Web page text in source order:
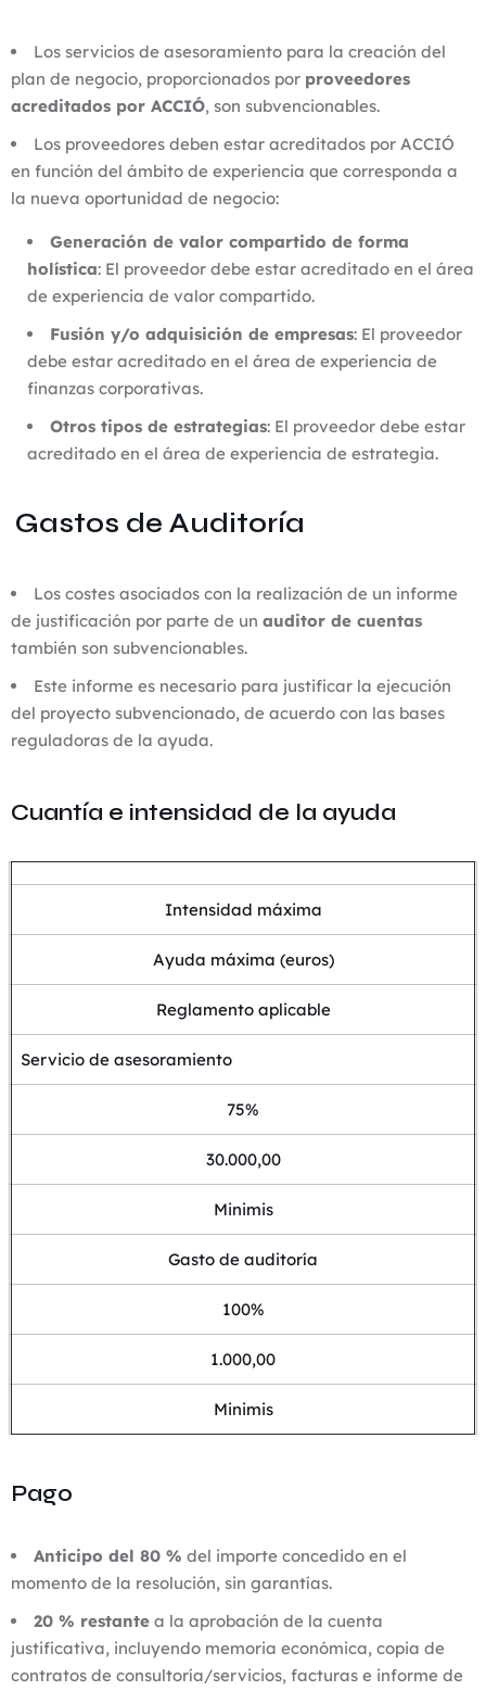
Los servicios de asesoramiento para la creación del
plan de negocio, proporcionados por proveedores
acreditados por ACCIÓ, son subvencionables.
Los proveedores deben estar acreditados por ACCIÓ
en función del ámbito de experiencia que corresponda a
la nueva oportunidad de negocio:
Generación de valor compartido de forma
holística: El proveedor debe estar acreditado en el área
de experiencia de valor compartido.
Fusión y/o adquisición de empresas: El proveedor
debe estar acreditado en el área de experiencia de
finanzas corporativas.
Otros tipos de estrategias: El proveedor debe estar
acreditado en el área de experiencia de estrategia.
Gastos de Auditoría
Los costes asociados con la realización de un informe
de justificación por parte de un auditor de cuentas
también son subvencionables.
Este informe es necesario para justificar la ejecución
del proyecto subvencionado, de acuerdo con las bases
reguladoras de la ayuda.
Cuantía e intensidad de la ayuda
Intensidad máxima
Ayuda máxima (euros)
Reglamento aplicable
Servicio de asesoramiento
75%
30.000,00
Minimis
Gasto de auditoría
100%
1.000,00
Minimis
Pago
Anticipo del 80 % del importe concedido en el
momento de la resolución, sin garantías.
20 % restante a la aprobación de la cuenta
justificativa, incluyendo memoria económica, copia de
contratos de consultoría/servicios, facturas e informe de